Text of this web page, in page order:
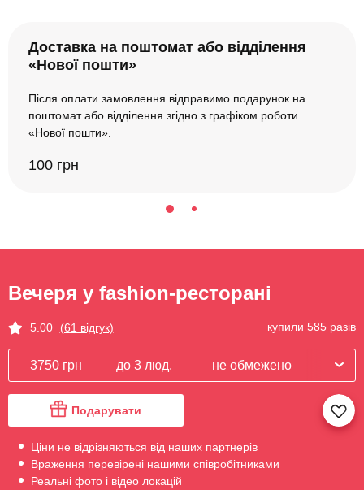
Доставка на поштомат або відділення
«Нової пошти»
Після оплати замовлення відправимо подарунок на
поштомат або відділення згідно з графіком роботи
«Нової пошти».
100 грн
Вечеря у fashion-ресторані
5.00 (61 відгук) купили 585 разів
3750 грн до 3 люд. не обмежено
Подарувати
Ціни не відрізняються від наших партнерів
Враження перевірені нашими співробітниками
Реальні фото і відео локацій